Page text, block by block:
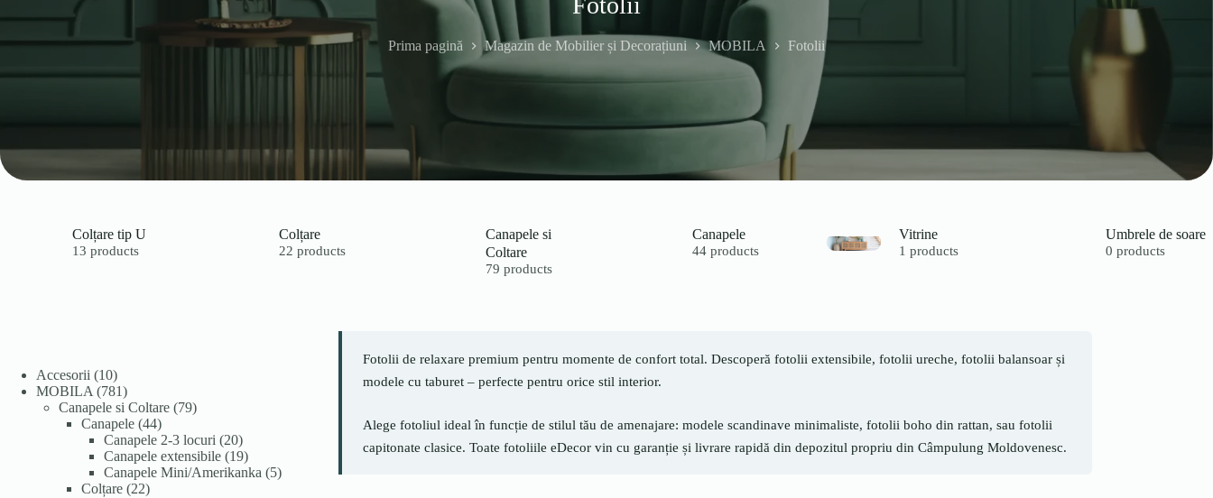
Prima pagină Magazin de Mobilier și Decorațiuni MOBILA Fotolii
Colțare tip U
13 products
Colțare
22 products
Canapele si
Coltare
79 products
Canapele
44 products
Vitrine
1 products
Umbrele de soare
0 products
Fotolii de relaxare premium pentru momente de confort total. Descoperă fotolii extensibile, fotolii ureche, fotolii balansoar și
modele cu taburet – perfecte pentru orice stil interior.
Alege fotoliul ideal în funcție de stilul tău de amenajare: modele scandinave minimaliste, fotolii boho din rattan, sau fotolii
capitonate clasice. Toate fotoliile eDecor vin cu garanție și livrare rapidă din depozitul propriu din Câmpulung Moldovenesc.
Accesorii 1010
produse
MOBILA 781781
de
produse
Canapele si Coltare 7979
produse
Canapele 4444
de
produse
Canapele 2-3 locuri 2020
de
produse
Canapele extensibile 1919
produse
Canapele Mini/Amerikanka 55
Colțare 2222